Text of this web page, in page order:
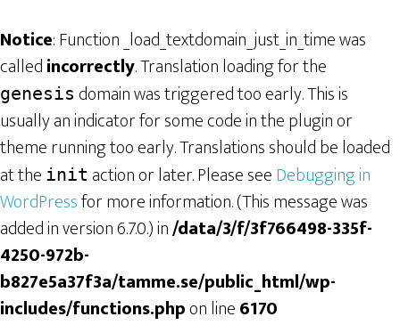
Notice: Function _load_textdomain_just_in_time was
calledincorrectly. Translation loading for the
genesis domain was triggered too early. This is
usually an indicator for some code in the plugin or
theme running too early. Translations should be loaded
at the init action or later. Please seeDebugging in
WordPressfor more information. (This message was
added in version 6.7.0.) in/data/3/f/3f766498-335f-
4250-972b-
b827e5a37f3a/tamme.se/public_html/wp-
includes/functions.phpon line6170